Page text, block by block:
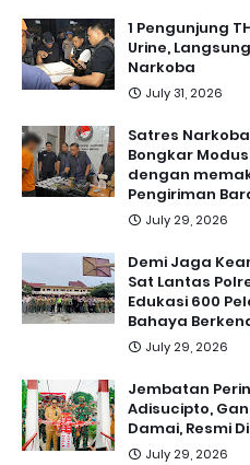
1 Pengunjung
Urine,
Narkoba
July 31, 2026
Satres
Bongkar
dengan
Pengiriman
July 29, 2026
Demi Jaga
Sat Lantas
Edukasi 600
Bahaya
July 29, 2026
Jembatan
Adisucipto,
Damai, Resmi
July 29, 2026